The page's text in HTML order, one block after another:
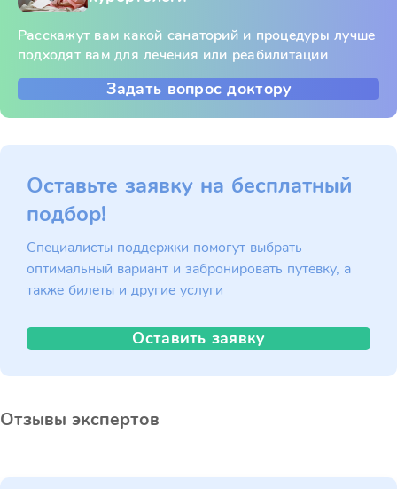
Расскажут вам какой санаторий и процедуры лучше
подходят вам для лечения или реабилитации
Задать вопрос доктору
Оставьте заявку на бесплатный
подбор!
Специалисты поддержки помогут выбрать
оптимальный вариант и забронировать путёвку, а
также билеты и другие услуги
Оставить заявку
Отзывы экспертов